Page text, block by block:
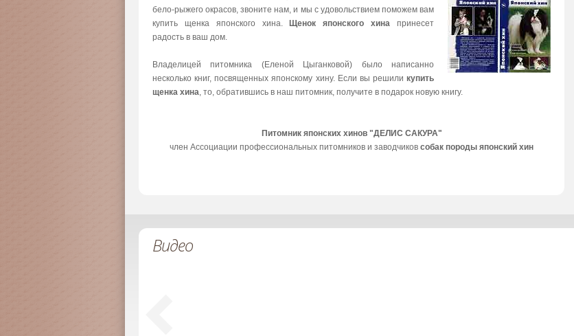
бело-рыжего окрасов, звоните нам, и мы с удовольствием поможем вам
купить щенка японского хина.
Щенок японского хина принесет
радость в ваш дом.
Владелицей питомника (Еленой Цыганковой) было написанно
несколько книг, посвященных японскому хину. Если вы решили купить
щенка хина, то, обратившись в наш питомник, получите в подарок новую книгу.
Питомник японских хинов "ДЕЛИС САКУРА"
член Ассоциации профессиональных питомников и заводчиков собак породы японский хин
Видео